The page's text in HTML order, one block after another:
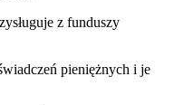
z funduszy
pieniężnych i je